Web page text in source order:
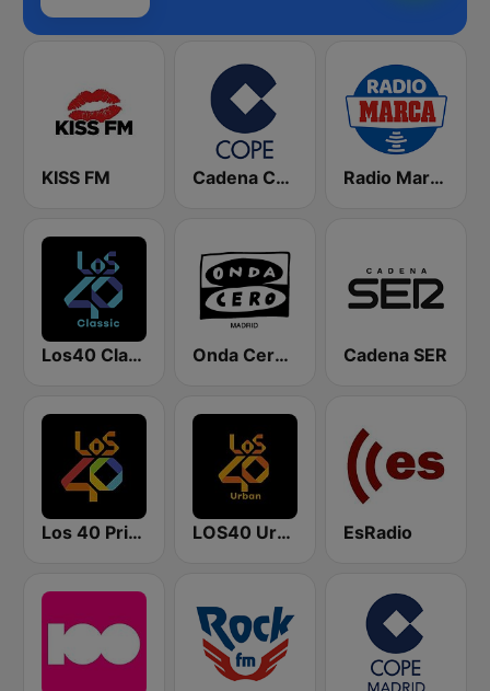
KISS FM Cadena COPE Radio Marca Nacional
Los40 Classic Onda Cero Madrid Cadena SER
Los 40 Principales LOS40 Urban EsRadio